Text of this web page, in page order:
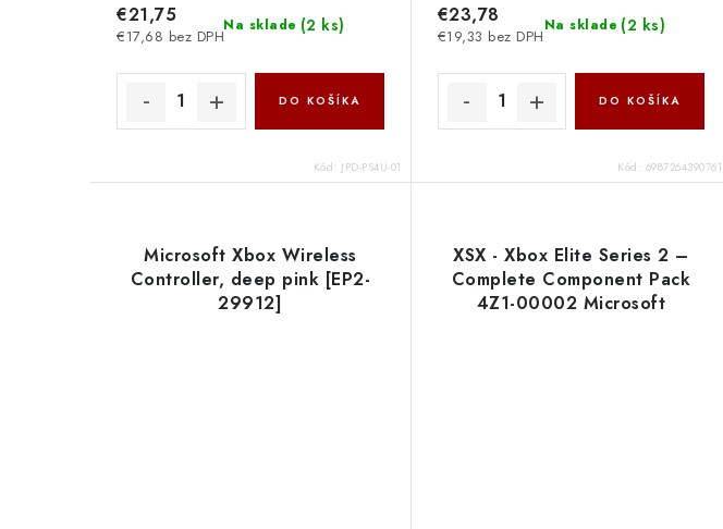
Na sklade (2 ks)
€17,68 bez DPH
€21,75
DO KOŠÍKA
Kód: JPD-PS4U-01
Na sklade (2 ks)
€19,33 bez DPH
€23,78
DO KOŠÍKA
Kód: 6987264390761
Microsoft Xbox Wireless
Controller, deep pink [EP2-
29912]
XSX - Xbox Elite Series 2 –
Complete Component Pack
4Z1-00002 Microsoft